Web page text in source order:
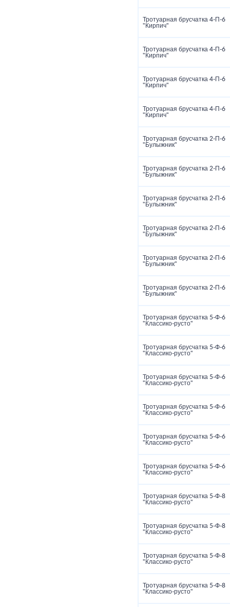
Тротуарная брусчатка 4‑П‑6
"Кирпич"
Тротуарная брусчатка 4‑П‑6
"Кирпич"
Тротуарная брусчатка 4‑П‑6
"Кирпич"
Тротуарная брусчатка 4‑П‑6
"Кирпич"
Тротуарная брусчатка 2‑П‑6
"Булыжник"
Тротуарная брусчатка 2‑П‑6
"Булыжник"
Тротуарная брусчатка 2‑П‑6
"Булыжник"
Тротуарная брусчатка 2‑П‑6
"Булыжник"
Тротуарная брусчатка 2‑П‑6
"Булыжник"
Тротуарная брусчатка 2‑П‑6
"Булыжник"
Тротуарная брусчатка 5‑Ф‑6
"Классико‑русто"
Тротуарная брусчатка 5‑Ф‑6
"Классико‑русто"
Тротуарная брусчатка 5‑Ф‑6
"Классико‑русто"
Тротуарная брусчатка 5‑Ф‑6
"Классико‑русто"
Тротуарная брусчатка 5‑Ф‑6
"Классико‑русто"
Тротуарная брусчатка 5‑Ф‑6
"Классико‑русто"
Тротуарная брусчатка 5‑Ф‑8
"Классико‑русто"
Тротуарная брусчатка 5‑Ф‑8
"Классико‑русто"
Тротуарная брусчатка 5‑Ф‑8
"Классико‑русто"
Тротуарная брусчатка 5‑Ф‑8
"Классико‑русто"